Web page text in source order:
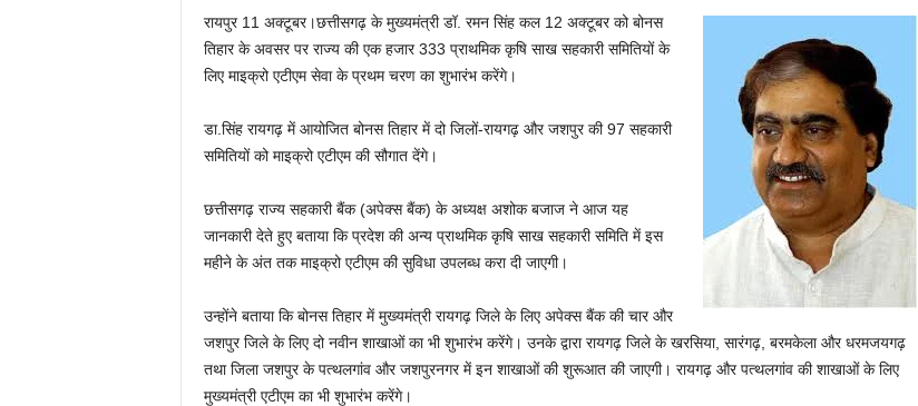
रायपुर 11 अक्टूबर।छत्तीसगढ़ के मुख्यमंत्री डॉ. रमन सिंह कल 12 अक्टूबर को बोनस
तिहार के अवसर पर राज्य की एक हजार 333 प्राथमिक कृषि साख सहकारी समितियों के
लिए माइक्रो एटीएम सेवा के प्रथम चरण का शुभारंभ करेंगे।
डा.सिंह रायगढ़ में आयोजित बोनस तिहार में दो जिलों-रायगढ़ और जशपुर की 97 सहकारी
समितियों को माइक्रो एटीएम की सौगात देंगे।
छत्तीसगढ़ राज्य सहकारी बैंक (अपेक्स बैंक) के अध्यक्ष अशोक बजाज ने आज यह
जानकारी देते हुए बताया कि प्रदेश की अन्य प्राथमिक कृषि साख सहकारी समिति में इस
महीने के अंत तक माइक्रो एटीएम की सुविधा उपलब्ध करा दी जाएगी।
उन्होंने बताया कि बोनस तिहार में मुख्यमंत्री रायगढ़ जिले के लिए अपेक्स बैंक की चार और
जशपुर जिले के लिए दो नवीन शाखाओं का भी शुभारंभ करेंगे। उनके द्वारा रायगढ़ जिले के खरसिया, सारंगढ़, बरमकेला और धरमजयगढ़
तथा जिला जशपुर के पत्थलगांव और जशपुरनगर में इन शाखाओं की शुरूआत की जाएगी। रायगढ़ और पत्थलगांव की शाखाओं के लिए
मुख्यमंत्री एटीएम का भी शुभारंभ करेंगे।